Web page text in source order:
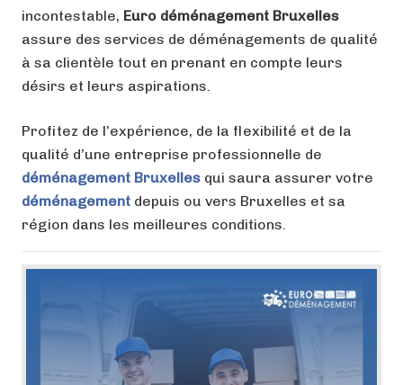
incontestable, Euro déménagement Bruxelles
assure des services de déménagements de qualité
à sa clientèle tout en prenant en compte leurs
désirs et leurs aspirations.
Profitez de l’expérience, de la flexibilité et de la
qualité d’une entreprise professionnelle de
déménagement Bruxelles qui saura assurer votre
déménagement depuis ou vers Bruxelles et sa
région dans les meilleures conditions.